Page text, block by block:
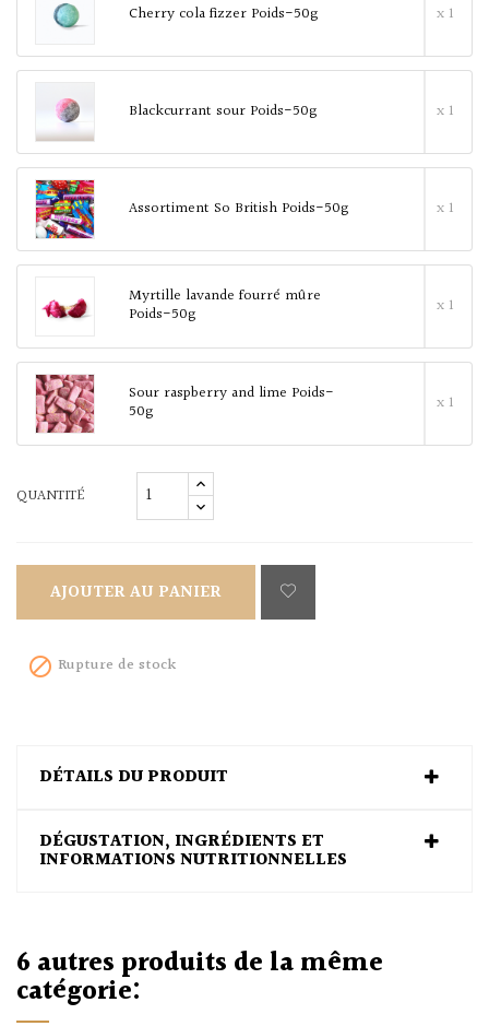
Cherry cola fizzer Poids-50g x 1
Blackcurrant sour Poids-50g x 1
Assortiment So British Poids-50g x 1
Myrtille lavande fourré mûre
Poids-50g x 1
Sour raspberry and lime Poids-
50g x 1
QUANTITÉ
AJOUTER AU PANIER
 Rupture de stock
DÉTAILS DU PRODUIT
DÉGUSTATION, INGRÉDIENTS ET
INFORMATIONS NUTRITIONNELLES
6 autres produits de la même
catégorie: